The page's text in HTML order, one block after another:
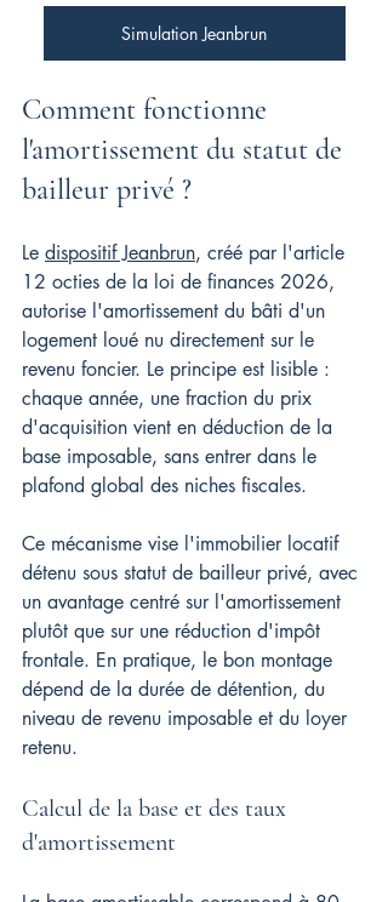
Simulation Jeanbrun
Comment fonctionne
l'amortissement du statut de
bailleur privé ?
Le dispositif Jeanbrun, créé par l'article
12 octies de la loi de finances 2026,
autorise l'amortissement du bâti d'un
logement loué nu directement sur le
revenu foncier. Le principe est lisible :
chaque année, une fraction du prix
d'acquisition vient en déduction de la
base imposable, sans entrer dans le
plafond global des niches fiscales.
Ce mécanisme vise l'immobilier locatif
détenu sous statut de bailleur privé, avec
un avantage centré sur l'amortissement
plutôt que sur une réduction d'impôt
frontale. En pratique, le bon montage
dépend de la durée de détention, du
niveau de revenu imposable et du loyer
retenu.
Calcul de la base et des taux
d'amortissement